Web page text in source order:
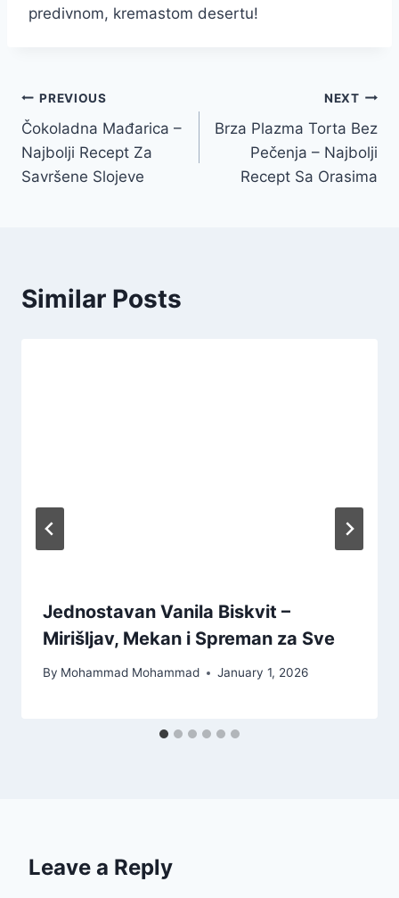
predivnom, kremastom desertu!
Post
navigation
PREVIOUS
Čokoladna Mađarica –
Najbolji Recept Za
Savršene Slojeve
NEXT
Brza Plazma Torta Bez
Pečenja – Najbolji
Recept Sa Orasima
Similar Posts
Jednostavan Vanila Biskvit –
Mirišljav, Mekan i Spreman za Sve
By Mohammad Mohammad January 1, 2026
Leave a Reply